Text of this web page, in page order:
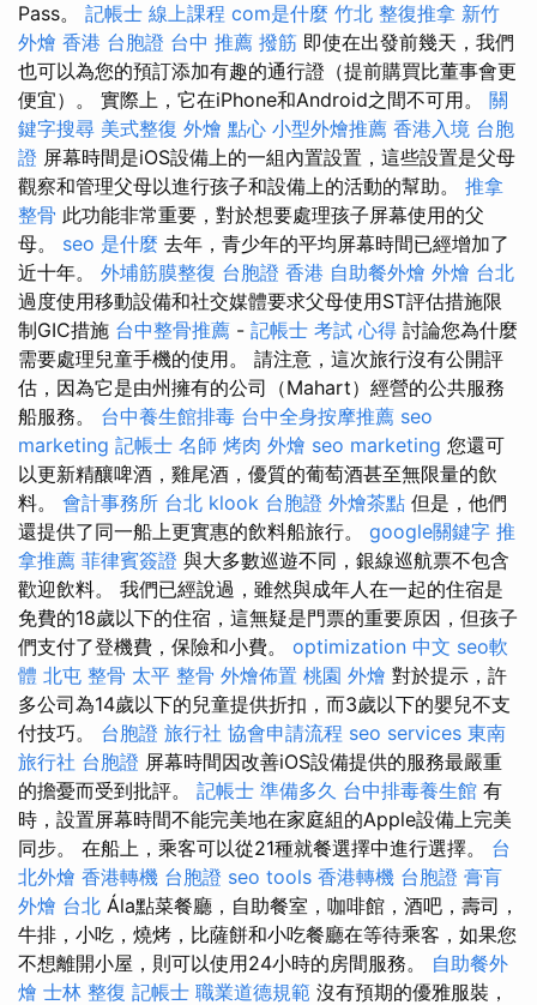
Pass。 記帳士 線上課程 com是什麼 竹北 整復推拿 新竹
外燴 香港 台胞證 台中 推薦 撥筋 即使在出發前幾天，我們
也可以為您的預訂添加有趣的通行證（提前購買比董事會更
便宜）。 實際上，它在iPhone和Android之間不可用。 關
鍵字搜尋 美式整復 外燴 點心 小型外燴推薦 香港入境 台胞
證 屏幕時間是iOS設備上的一組內置設置，這些設置是父母
觀察和管理父母以進行孩子和設備上的活動的幫助。 推拿
整骨 此功能非常重要，對於想要處理孩子屏幕使用的父
母。 seo 是什麼 去年，青少年的平均屏幕時間已經增加了
近十年。 外埔筋膜整復 台胞證 香港 自助餐外燴 外燴 台北
過度使用移動設備和社交媒體要求父母使用ST評估措施限
制GIC措施 台中整骨推薦 - 記帳士 考試 心得 討論您為什麼
需要處理兒童手機的使用。 請注意，這次旅行沒有公開評
估，因為它是由州擁有的公司（Mahart）經營的公共服務
船服務。 台中養生館排毒 台中全身按摩推薦 seo
marketing 記帳士 名師 烤肉 外燴 seo marketing 您還可
以更新精釀啤酒，雞尾酒，優質的葡萄酒甚至無限量的飲
料。 會計事務所 台北 klook 台胞證 外燴茶點 但是，他們
還提供了同一船上更實惠的飲料船旅行。 google關鍵字 推
拿推薦 菲律賓簽證 與大多數巡遊不同，銀線巡航票不包含
歡迎飲料。 我們已經說過，雖然與成年人在一起的住宿是
免費的18歲以下的住宿，這無疑是門票的重要原因，但孩子
們支付了登機費，保險和小費。 optimization 中文 seo軟
體 北屯 整骨 太平 整骨 外燴佈置 桃園 外燴 對於提示，許
多公司為14歲以下的兒童提供折扣，而3歲以下的嬰兒不支
付技巧。 台胞證 旅行社 協會申請流程 seo services 東南
旅行社 台胞證 屏幕時間因改善iOS設備提供的服務最嚴重
的擔憂而受到批評。 記帳士 準備多久 台中排毒養生館 有
時，設置屏幕時間不能完美地在家庭組的Apple設備上完美
同步。 在船上，乘客可以從21種就餐選擇中進行選擇。 台
北外燴 香港轉機 台胞證 seo tools 香港轉機 台胞證 膏肓
外燴 台北 Ála點菜餐廳，自助餐室，咖啡館，酒吧，壽司，
牛排，小吃，燒烤，比薩餅和小吃餐廳在等待乘客，如果您
不想離開小屋，則可以使用24小時的房間服務。 自助餐外
燴 士林 整復 記帳士 職業道德規範 沒有預期的優雅服裝，